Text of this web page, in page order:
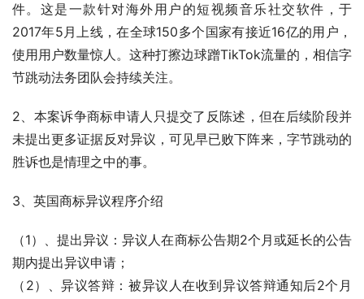
件。这是一款针对海外用户的短视频音乐社交软件，于
2017年5月上线，在全球150多个国家有接近16亿的用户，
使用用户数量惊人。这种打擦边球蹭TikTok流量的，相信字
节跳动法务团队会持续关注。
2、本案诉争商标申请人只提交了反陈述，但在后续阶段并
未提出更多证据反对异议，可见早已败下阵来，字节跳动的
胜诉也是情理之中的事。
3、英国商标异议程序介绍
（1）、提出异议：异议人在商标公告期2个月或延长的公告
期内提出异议申请；
（2）、异议答辩：被异议人在收到异议答辩通知后2个月